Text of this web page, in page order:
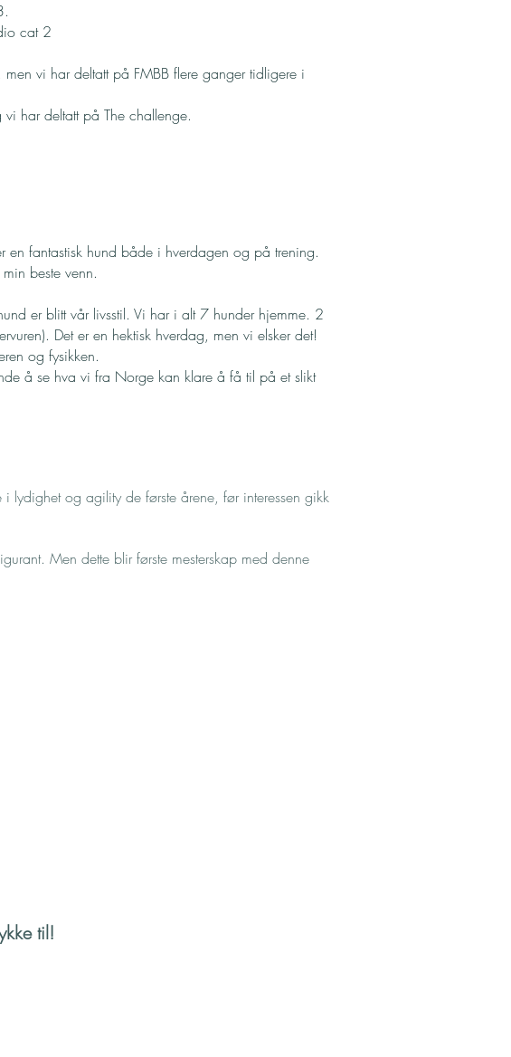
cat 2
vi har deltatt på FMBB flere ganger tidligere i
har deltatt på The challenge.
en fantastisk hund både i hverdagen og på trening.
beste venn.
er blitt vår livsstil. Vi har i alt 7 hunder hjemme. 2
Det er en hektisk hverdag, men vi elsker det!
og fysikken.
å se hva vi fra Norge kan klare å få til på et slikt
lydighet og agility de første årene, før interessen gikk
Men dette blir første mesterskap med denne
til!